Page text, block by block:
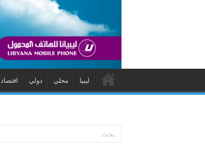
ليبيا محلي دولي اقتصاد